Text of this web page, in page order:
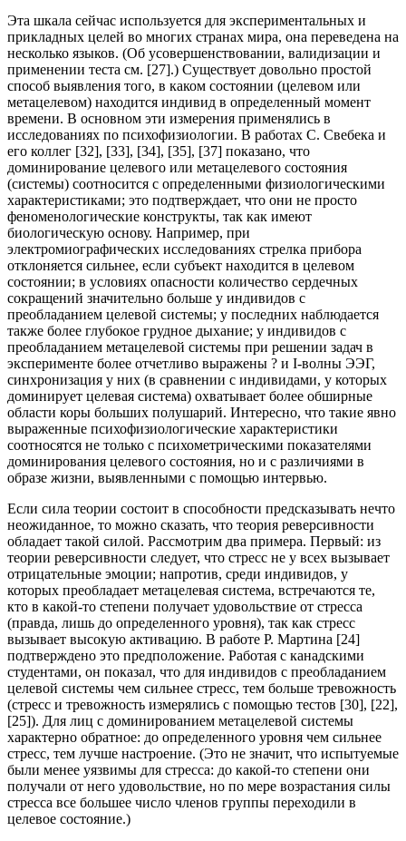
Эта шкала сейчас используется для экспериментальных и
прикладных целей во многих странах мира, она переведена на
несколько языков. (Об усовершенствовании, валидизации и
применении теста см. [27].) Существует довольно простой
способ выявления того, в каком состоянии (целевом или
метацелевом) находится индивид в определенный момент
времени. В основном эти измерения применялись в
исследованиях по психофизиологии. В работах С. Свебека и
его коллег [32], [33], [34], [35], [37] показано, что
доминирование целевого или метацелевого состояния
(системы) соотносится с определенными физиологическими
характеристиками; это подтверждает, что они не просто
феноменологические конструкты, так как имеют
биологическую основу. Например, при
электромиографических исследованиях стрелка прибора
отклоняется сильнее, если субъект находится в целевом
состоянии; в условиях опасности количество сердечных
сокращений значительно больше у индивидов с
преобладанием целевой системы; у последних наблюдается
также более глубокое грудное дыхание; у индивидов с
преобладанием метацелевой системы при решении задач в
эксперименте более отчетливо выражены ? и І-волны ЭЭГ,
синхронизация у них (в сравнении с индивидами, у которых
доминирует целевая система) охватывает более обширные
области коры больших полушарий. Интересно, что такие явно
выраженные психофизиологические характеристики
соотносятся не только с психометрическими показателями
доминирования целевого состояния, но и с различиями в
образе жизни, выявленными с помощью интервью.
Если сила теории состоит в способности предсказывать нечто
неожиданное, то можно сказать, что теория реверсивности
обладает такой силой. Рассмотрим два примера. Первый: из
теории реверсивности следует, что стресс не у всех вызывает
отрицательные эмоции; напротив, среди индивидов, у
которых преобладает метацелевая система, встречаются те,
кто в какой-то степени получает удовольствие от стресса
(правда, лишь до определенного уровня), так как стресс
вызывает высокую активацию. В работе Р. Мартина [24]
подтверждено это предположение. Работая с канадскими
студентами, он показал, что для индивидов с преобладанием
целевой системы чем сильнее стресс, тем больше тревожность
(стресс и тревожность измерялись с помощью тестов [30], [22],
[25]). Для лиц с доминированием метацелевой системы
характерно обратное: до определенного уровня чем сильнее
стресс, тем лучше настроение. (Это не значит, что испытуемые
были менее уязвимы для стресса: до какой-то степени они
получали от него удовольствие, но по мере возрастания силы
стресса все большее число членов группы переходили в
целевое состояние.)